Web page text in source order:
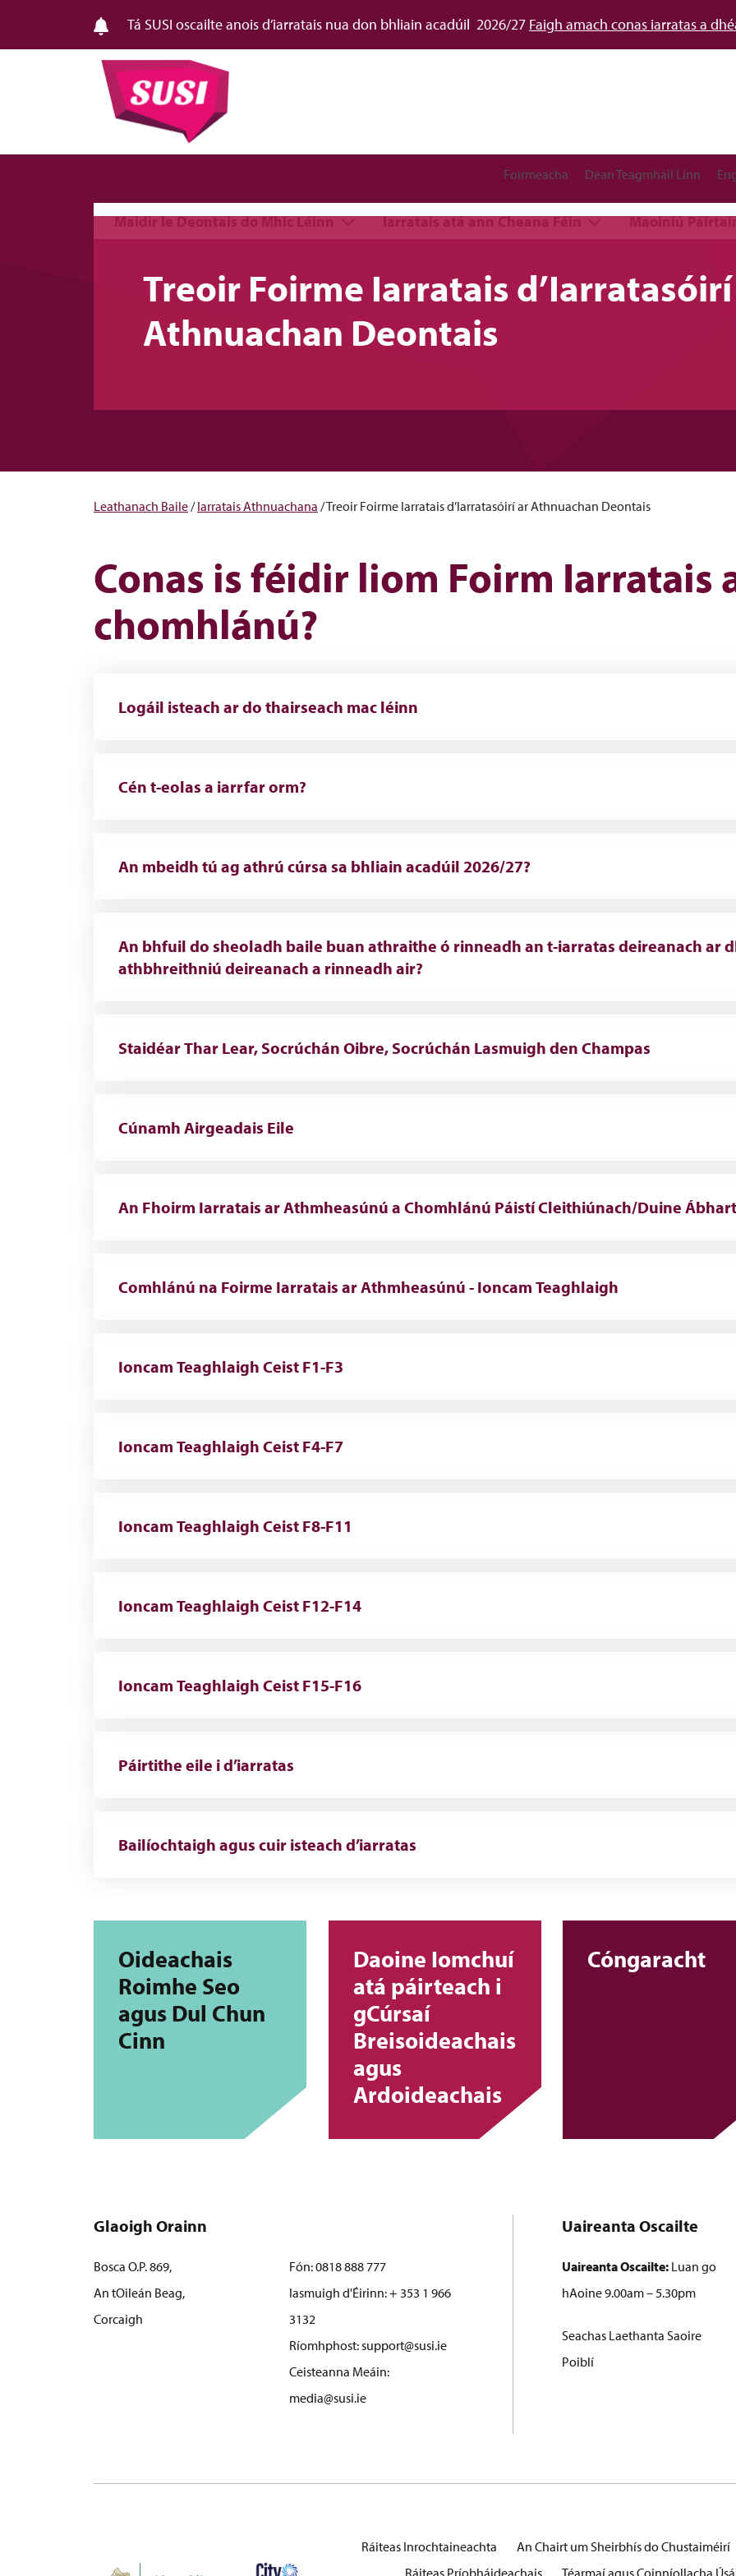
Tá SUSI oscailte anois d’iarratais nua don bhliain acadúil 2026/27 Faigh amach conas iarratas a
Foirmeacha Déan Teagmháil Linn
Maidir le Deontais do Mhic Léinn Iarratais atá ann Cheana Féin Maoiniú
Treoir Foirme Iarratais
Athnuachan Deontais
Leathanach Baile/Iarratais Athnuachana /Treoir Foirme Iarratais d’Iarratasóirí ar Athnuachan Deontais
Conas is féidir liom Foirm Iarratais
chomhlánú?
Logáil isteach ar do thairseach mac léinn
Cén t-eolas a iarrfar orm?
An mbeidh tú ag athrú cúrsa sa bhliain acadúil 2026/27?
An bhfuil do sheoladh baile buan athraithe ó rinneadh an t-iarratas deireanach ar
athbhreithniú deireanach a rinneadh air?
Staidéar Thar Lear, Socrúchán Oibre, Socrúchán Lasmuigh den Champas
Cúnamh Airgeadais Eile
An Fhoirm Iarratais ar Athmheasúnú a Chomhlánú Páistí Cleithiúnach/Duine
Comhlánú na Foirme Iarratais ar Athmheasúnú - Ioncam Teaghlaigh
Ioncam Teaghlaigh Ceist F1-F3
Ioncam Teaghlaigh Ceist F4-F7
Ioncam Teaghlaigh Ceist F8-F11
Ioncam Teaghlaigh Ceist F12-F14
Ioncam Teaghlaigh Ceist F15-F16
Páirtithe eile i d’iarratas
Bailíochtaigh agus cuir isteach d’iarratas
Oideachais
Roimhe Seo
agus Dul Chun
Cinn
Daoine Iomchuí
atá páirteach i
gCúrsaí
Breisoideachais
agus
Ardoideachais
Cóngaracht
Glaoigh Orainn
Bosca O.P. 869,
An tOileán Beag,
Corcaigh
Fón:0818 888 777
Iasmuigh d'Éirinn: + 353 1 966
3132
Ríomhphost:support@susi.ie
Ceisteanna Meáin:
media@susi.ie
Uaireanta Oscailte
Uaireanta Oscailte: Luan go
hAoine 9.00am – 5.30pm
Seachas Laethanta Saoire
Poiblí
Ráiteas Inrochtaineachta
An Chairt um Sheirbhís do Chustaiméirí
Ráiteas Príobháideachais
Téarmaí agus Coinníollacha